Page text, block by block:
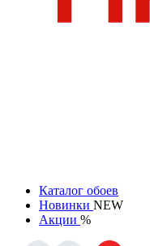
Каталог обоев
Новинки NEW
Акции %